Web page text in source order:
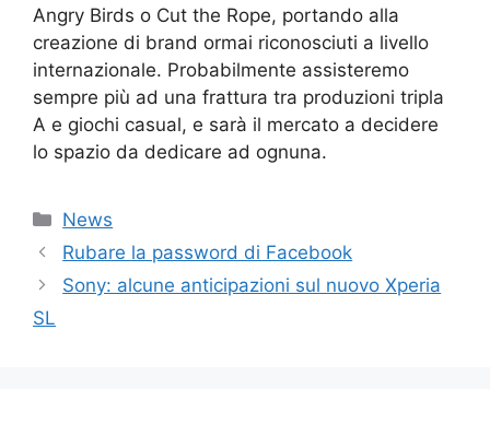
Angry Birds o Cut the Rope, portando alla
creazione di brand ormai riconosciuti a livello
internazionale. Probabilmente assisteremo
sempre più ad una frattura tra produzioni tripla
A e giochi casual, e sarà il mercato a decidere
lo spazio da dedicare ad ognuna.
Categorie
News
Rubare la password di Facebook
Sony: alcune anticipazioni sul nuovo Xperia
SL